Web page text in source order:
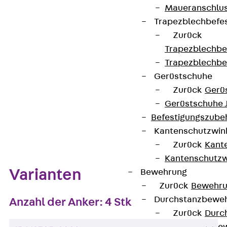
Zurück
Gerüstschuhe
Zurück
Gerüstschuhe
Zurück
Bewehrung
Zurück
Zurück
Varianten
Anzahl der Anker: 4 Stk